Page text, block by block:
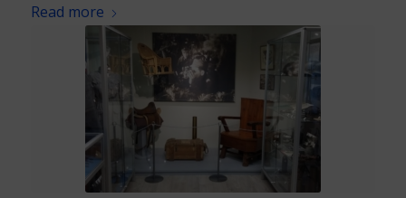
Read more